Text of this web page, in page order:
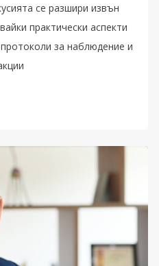
се разшири извън
практически аспекти
за наблюдение и